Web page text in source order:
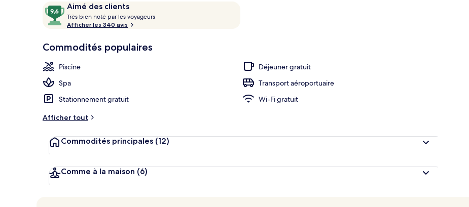
Avis Aimé des clients
9,6
sur
10,
des
Très bien noté par les voyageurs
é
Afficher les 340 avis
Commodités populaires
Piscine
Déjeuner gratuit
Spa
Transport aéroportuaire
Stationnement gratuit
Wi-Fi gratuit
Afficher tout
Commodités principales (12)
Comme à la maison (6)